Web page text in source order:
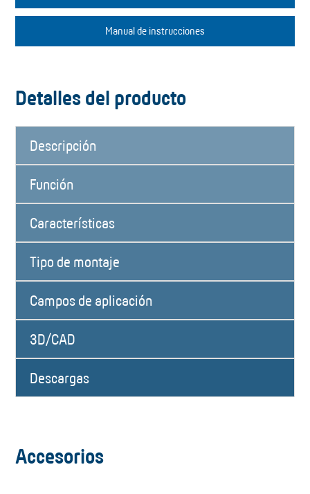
Manual de instrucciones
Detalles del producto
Descripción
Función
Características
Tipo de montaje
Campos de aplicación
3D/CAD
Descargas
Accesorios